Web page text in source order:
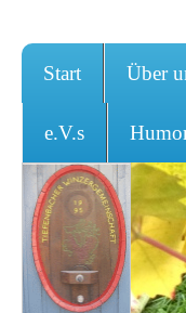
Start Über
e.V.s